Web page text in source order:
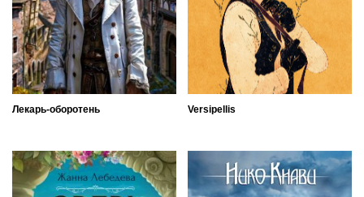
Лекарь-оборотень Versipellis